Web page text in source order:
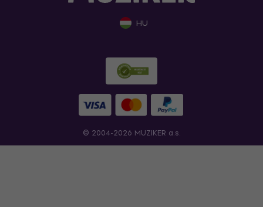
HU
© 2004-2026 MUZIKER a.s.